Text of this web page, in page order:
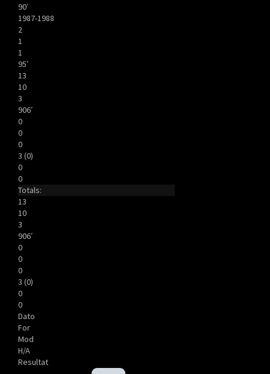
90′
1987-1988
2
1
1
95′
13
10
3
906′
0
0
0
3 (0)
0
0
Totals:
13
10
3
906′
0
0
0
3 (0)
0
0
Dato
For
Mod
H/A
Resultat